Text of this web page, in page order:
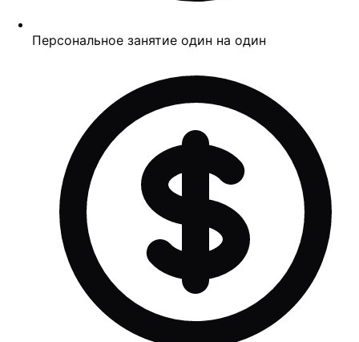
Персональное занятие один на один